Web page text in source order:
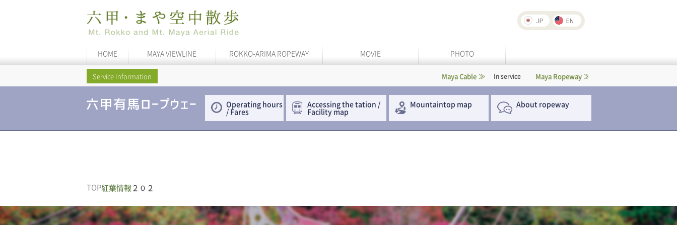
HOME MAYA VIEWLINE ROKKO-ARIMA ROPEWAY MOVIE PHOTO
Service Information In service Maya Ropeway In service
Operating hours
/ Fares
Accessing thetation /
Facility map
Mountaintop map About ropeway
TOP紅葉情報２０２